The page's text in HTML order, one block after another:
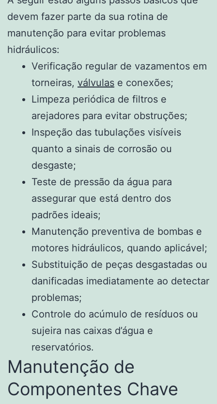
devem fazer parte da sua rotina de
manutenção para evitar problemas
hidráulicos:
Verificação regular de vazamentos em
torneiras, válvulas e conexões;
Limpeza periódica de filtros e
arejadores para evitar obstruções;
Inspeção das tubulações visíveis
quanto a sinais de corrosão ou
desgaste;
Teste de pressão da água para
assegurar que está dentro dos
padrões ideais;
Manutenção preventiva de bombas e
motores hidráulicos, quando aplicável;
Substituição de peças desgastadas ou
danificadas imediatamente ao detectar
problemas;
Controle do acúmulo de resíduos ou
sujeira nas caixas d’água e
reservatórios.
Manutenção de
Componentes Chave